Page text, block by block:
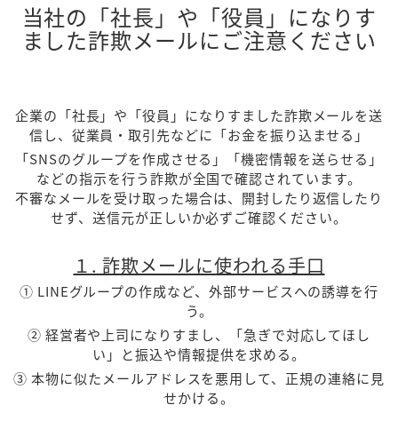
当社の「社長」や「役員」になりす
ました詐欺メールにご注意ください
企業の「社長」や「役員」になりすました詐欺メールを送
信し、従業員・取引先などに「お金を振り込ませる」
「SNSのグループを作成させる」「機密情報を送らせる」
などの指示を行う詐欺が全国で確認されています。
不審なメールを受け取った場合は、開封したり返信したり
せず、送信元が正しいか必ずご確認ください。
１. 詐欺メールに使われる手口
① LINEグループの作成など、外部サービスへの誘導を行
う。
② 経営者や上司になりすまし、「急ぎで対応してほし
い」と振込や情報提供を求める。
③ 本物に似たメールアドレスを悪用して、正規の連絡に見
せかける。